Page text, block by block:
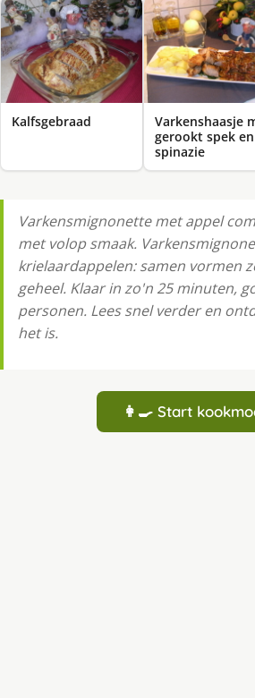
Kalfsgebraad
Varkenshaasje
gerookt spek en
spinazie
Varkensmignonette met appel
met volop smaak.
krielaardappelen: samen vormen
geheel. Klaar in zo'n 25 minuten,
personen. Lees snel verder en
het is.
👩‍🍳 Start